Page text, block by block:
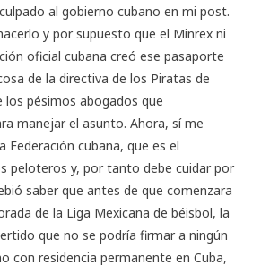
al gobierno cubano en mi post.
y por supuesto que el Minrex ni
oficial cubana creó ese pasaporte
de la directiva de los Piratas de
los pésimos abogados que
manejar el asunto. Ahora, sí me
Federación cubana, que es el
peloteros y, por tanto debe cuidar por
saber que antes de que comenzara
de la Liga Mexicana de béisbol, la
que no se podría firmar a ningún
con residencia permanente en Cuba,